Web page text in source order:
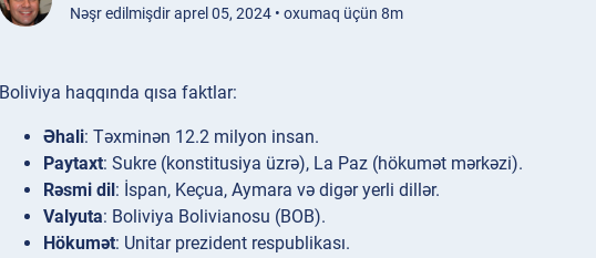
Nəşr edilmişdir aprel 05, 2024 • oxumaq üçün 8m
Boliviya haqqında qısa faktlar:
Əhali: Təxminən 12.2 milyon insan.
Paytaxt: Sukre (konstitusiya üzrə), La Paz (hökumət mərkəzi).
Rəsmi dil : İspan, Keçua, Aymara və digər yerli dillər.
Valyuta: Boliviya Bolivianosu (BOB).
Hökumət: Unitar prezident respublikası.